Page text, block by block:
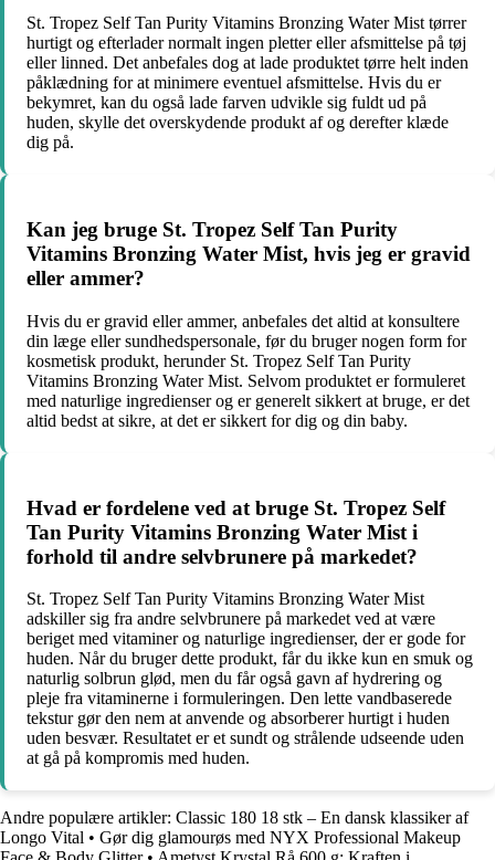
St. Tropez Self Tan Purity Vitamins Bronzing Water Mist tørrer
hurtigt og efterlader normalt ingen pletter eller afsmittelse på tøj
eller linned. Det anbefales dog at lade produktet tørre helt inden
påklædning for at minimere eventuel afsmittelse. Hvis du er
bekymret, kan du også lade farven udvikle sig fuldt ud på
huden, skylle det overskydende produkt af og derefter klæde
dig på.
Kan jeg bruge St. Tropez Self Tan Purity
Vitamins Bronzing Water Mist, hvis jeg er gravid
eller ammer?
Hvis du er gravid eller ammer, anbefales det altid at konsultere
din læge eller sundhedspersonale, før du bruger nogen form for
kosmetisk produkt, herunder St. Tropez Self Tan Purity
Vitamins Bronzing Water Mist. Selvom produktet er formuleret
med naturlige ingredienser og er generelt sikkert at bruge, er det
altid bedst at sikre, at det er sikkert for dig og din baby.
Hvad er fordelene ved at bruge St. Tropez Self
Tan Purity Vitamins Bronzing Water Mist i
forhold til andre selvbrunere på markedet?
St. Tropez Self Tan Purity Vitamins Bronzing Water Mist
adskiller sig fra andre selvbrunere på markedet ved at være
beriget med vitaminer og naturlige ingredienser, der er gode for
huden. Når du bruger dette produkt, får du ikke kun en smuk og
naturlig solbrun glød, men du får også gavn af hydrering og
pleje fra vitaminerne i formuleringen. Den lette vandbaserede
tekstur gør den nem at anvende og absorberer hurtigt i huden
uden besvær. Resultatet er et sundt og strålende udseende uden
at gå på kompromis med huden.
Andre populære artikler: Classic 180 18 stk – En dansk klassiker af
Longo Vital • Gør dig glamourøs med NYX Professional Makeup